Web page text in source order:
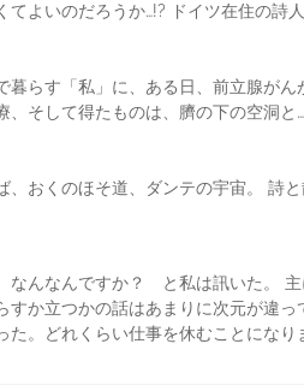
てよいのだろうか…!? ドイツ在住の詩
暮らす「私」に、ある日、前立腺が
そして得たものは、臍の下の空洞と
、おくのほそ道、ダンテの宇宙。 詩
なんなんですか？ と私は訊いた。
すか立つかの話はあまりに次元が違
た。どれくらい仕事を休むことになり